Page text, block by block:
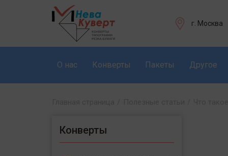
г. Москва
О нас Конверты Пакеты Другое
Конверты